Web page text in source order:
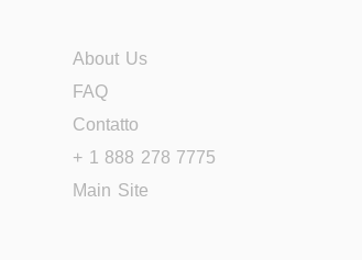
About Us
FAQ
Contatto
+ 1 888 278 7775
Main Site